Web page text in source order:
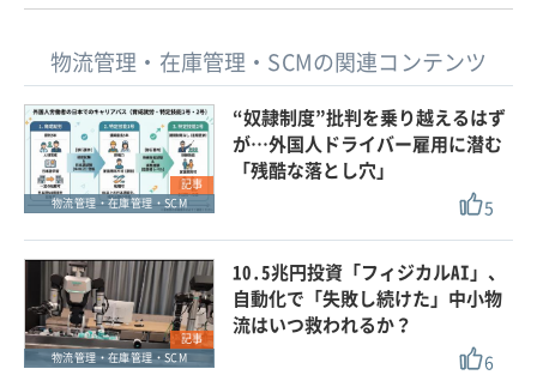
物流管理・在庫管理・SCMの関連コンテンツ
記事
物流管理・在庫管理・SCM
“奴隷制度”批判を乗り越えるはず
が…外国人ドライバー雇用に潜む
「残酷な落とし穴」
5
記事
物流管理・在庫管理・SCM
10.5兆円投資「フィジカルAI」、
自動化で「失敗し続けた」中小物
流はいつ救われるか？
6